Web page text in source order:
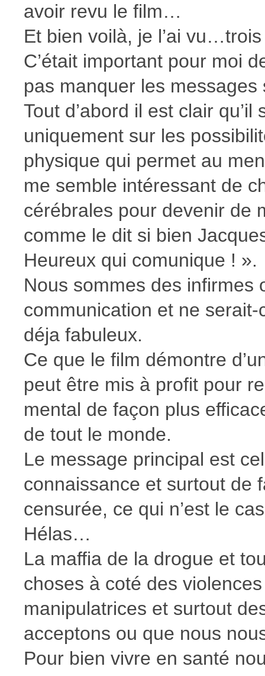
avoir revu le film…
Et bien voilà, je l’ai
C’était important pour moi
pas manquer les messages
Tout d’abord il est clair qu’il
uniquement sur les
physique qui permet au
me semble intéressant de
cérébrales pour devenir de
comme le dit si bien
Heureux qui comunique ! ».
Nous sommes des infirmes
communication et ne
déja fabuleux.
Ce que le film démontre
peut être mis à profit pour
mental de façon plus
de tout le monde.
Le message principal est
connaissance et surtout de
censurée, ce qui n’est le
Hélas…
La maffia de la drogue et
choses à coté des
manipulatrices et surtout
acceptons ou que nous
Pour bien vivre en santé